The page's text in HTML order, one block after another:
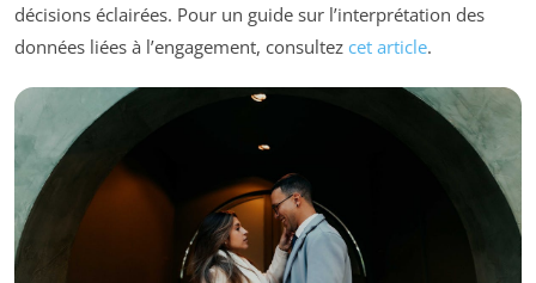
décisions éclairées. Pour un guide sur l’interprétation des
données liées à l’engagement, consultez cet article.